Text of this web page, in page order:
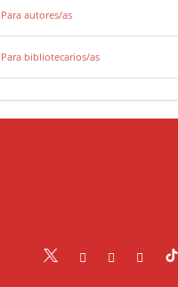
Para autores/as
Para bibliotecarios/as